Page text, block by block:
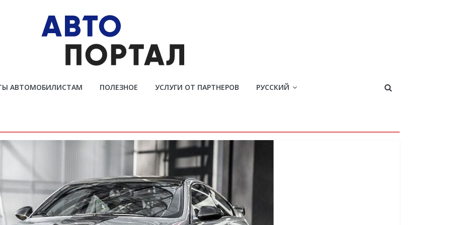
АВТОМОБИЛИСТАМ ПОЛЕЗНОЕ УСЛУГИ ОТ ПАРТНЕРОВ РУССКИЙ